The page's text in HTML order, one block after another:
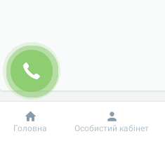
Добробут Інформація
Головна Особистий кабінет